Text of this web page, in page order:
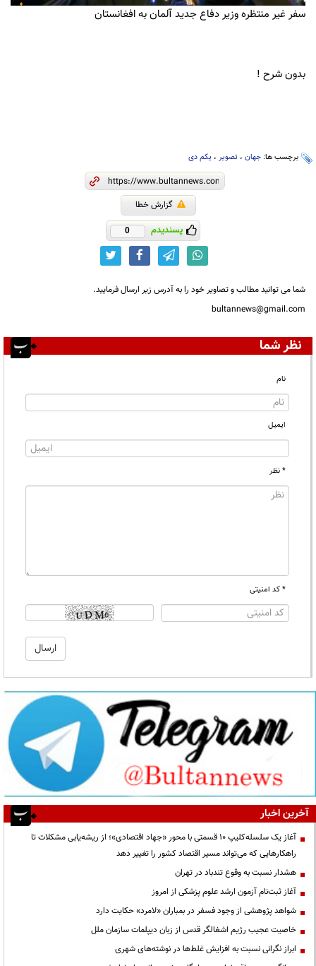
سفر غير منتظره وزير دفاع جديد آلمان به افغانستان
بدون شرح !‌
برچسب ها: جهان ، تصویر ، یکم دی
گزارش خطا
پسندیدم 0
شما می توانید مطالب و تصاویر خود را به آدرس زیر ارسال فرمایید.
bultannews@gmail.com
نظر شما
نام
ایمیل
* نظر
* کد امنیتی
آخرین اخبار
آغاز یک سلسله‌کلیپ ۱۰ قسمتی با محور «جهاد اقتصادی»؛ از ریشه‌یابی مشکلات تا
راهکارهایی که می‌تواند مسیر اقتصاد کشور را تغییر دهد
هشدار نسبت به وقوع تندباد در تهران
آغاز ثبت‌نام آزمون ارشد علوم پزشکی از امروز
شواهد پژوهشی از وجود فسفر در بمباران «لامرد» حکایت دارد
خاصیت عجیب رژیم اشغالگر قدس از زبان دیپلمات سازمان ملل
ابراز نگرانی نسبت به افزایش غلط‌ها در نوشته‌های شهری